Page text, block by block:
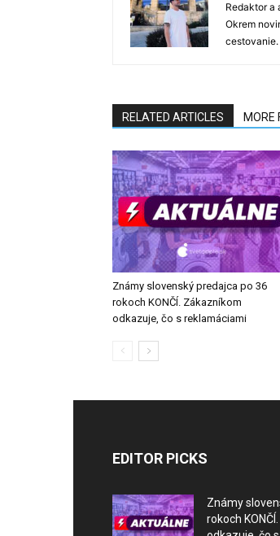
Redaktor a
Okrem
cestovanie.
RELATED ARTICLES MORE
Známy slovenský predajca po 36
rokoch KONČÍ. Zákazníkom
odkazuje, čo s reklamáciami
EDITOR PICKS
Známy
rokoch